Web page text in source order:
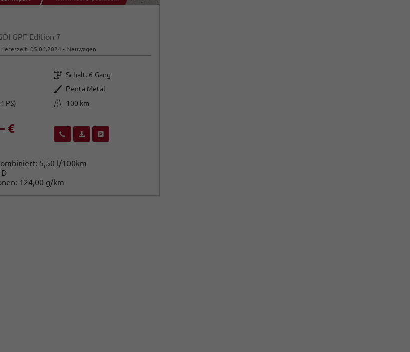
GPF Edition 7
Lieferzeit:05.06.2024 Neuwagen
Getriebe Schalt. 6-Gang
Außenfarbe Penta Metal
PS) Kilometerstand 100 km
€ Wir rufen Sie anFahrzeugexposé (PDF)
5,50 l/100km
D
124,00 g/km